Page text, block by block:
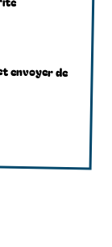
envoyer de